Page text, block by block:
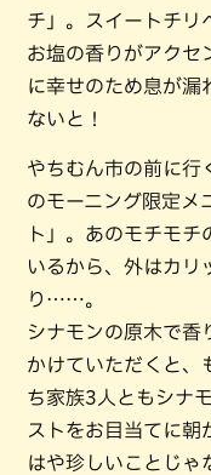
チ」。スイートチリ
お塩の香りがアクセ
に幸せのため息が漏
ないと！
やちむん市の前に行
のモーニング限定メ
ト」。あのモチモ
いるから、外はカリ
り……。
シナモンの原木で香
かけていただくと、
ち家族3人ともシナ
ストをお目当てに朝
はや珍しいことじゃ